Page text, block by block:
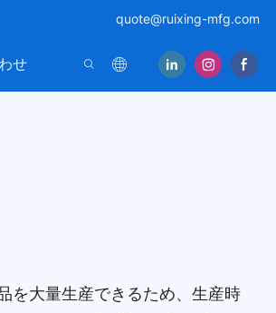
quote@ruixing-mfg.com
せ
を大量生産できるため、生産時